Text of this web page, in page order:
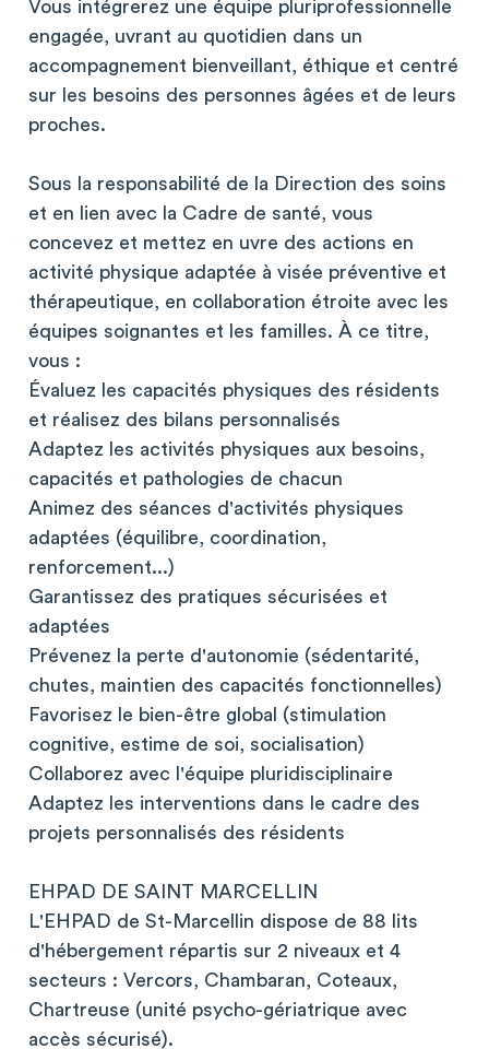
Vous intégrerez une équipe pluriprofessionnelle
engagée, uvrant au quotidien dans un
accompagnement bienveillant, éthique et centré
sur les besoins des personnes âgées et de leurs
proches.
Sous la responsabilité de la Direction des soins
et en lien avec la Cadre de santé, vous
concevez et mettez en uvre des actions en
activité physique adaptée à visée préventive et
thérapeutique, en collaboration étroite avec les
équipes soignantes et les familles. À ce titre,
vous :
Évaluez les capacités physiques des résidents
et réalisez des bilans personnalisés
Adaptez les activités physiques aux besoins,
capacités et pathologies de chacun
Animez des séances d'activités physiques
adaptées (équilibre, coordination,
renforcement...)
Garantissez des pratiques sécurisées et
adaptées
Prévenez la perte d'autonomie (sédentarité,
chutes, maintien des capacités fonctionnelles)
Favorisez le bien-être global (stimulation
cognitive, estime de soi, socialisation)
Collaborez avec l'équipe pluridisciplinaire
Adaptez les interventions dans le cadre des
projets personnalisés des résidents
EHPAD DE SAINT MARCELLIN
L'EHPAD de St-Marcellin dispose de 88 lits
d'hébergement répartis sur 2 niveaux et 4
secteurs : Vercors, Chambaran, Coteaux,
Chartreuse (unité psycho-gériatrique avec
accès sécurisé).